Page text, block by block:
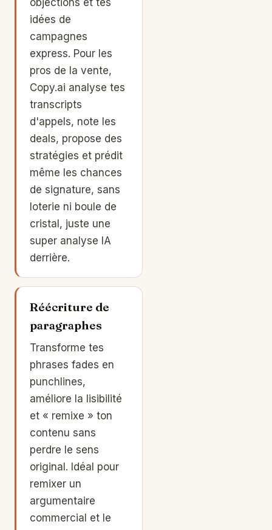
idées de
campagnes
express. Pour les
pros de la vente,
Copy.ai analyse tes
transcripts
d'appels, note les
deals, propose des
stratégies et prédit
même les chances
de signature, sans
loterie ni boule de
cristal, juste une
super analyse IA
derrière.
Réécriture de
paragraphes
Transforme tes
phrases fades en
punchlines,
améliore la lisibilité
et « remixe » ton
contenu sans
perdre le sens
original. Idéal pour
remixer un
argumentaire
commercial et le